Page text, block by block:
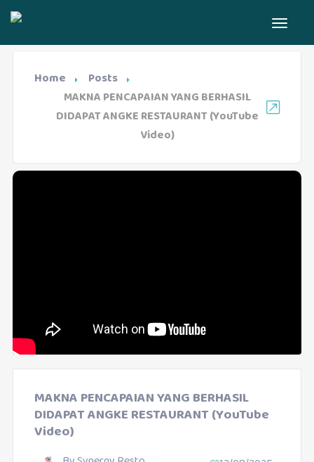
Home
Posts
MAKNA PENCAPAIAN YANG BERHASIL
DIDAPAT ANGKE RESTAURANT (YouTube
Video)
MAKNA PENCAPAIAN YANG BERHASIL
DIDAPAT ANGKE RESTAURANT (YouTube
Video)